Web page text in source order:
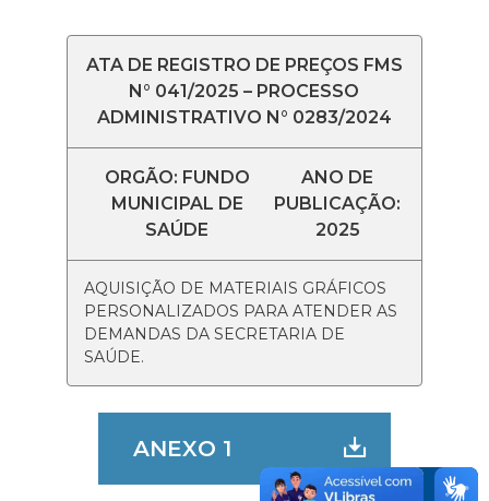
ATA DE REGISTRO DE PREÇOS FMS
N° 041/2025 – PROCESSO
ADMINISTRATIVO N° 0283/2024
ORGÃO: FUNDO
MUNICIPAL DE
SAÚDE
ANO DE
PUBLICAÇÃO:
2025
AQUISIÇÃO DE MATERIAIS GRÁFICOS
PERSONALIZADOS PARA ATENDER AS
DEMANDAS DA SECRETARIA DE
SAÚDE.
ANEXO 1